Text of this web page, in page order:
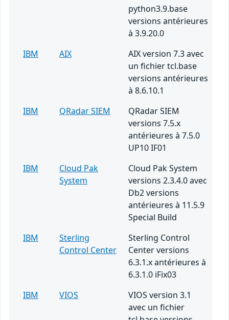
python3.9.base
versions antérieures
à 3.9.20.0
IBM
AIX
AIX version 7.3 avec
un fichier tcl.base
versions antérieures
à 8.6.10.1
IBM
QRadar SIEM
QRadar SIEM
versions 7.5.x
antérieures à 7.5.0
UP10 IF01
IBM
Cloud Pak
System
Cloud Pak System
versions 2.3.4.0 avec
Db2 versions
antérieures à 11.5.9
Special Build
IBM
Sterling
Control Center
Sterling Control
Center versions
6.3.1.x antérieures à
6.3.1.0 iFix03
IBM
VIOS
VIOS version 3.1
avec un fichier